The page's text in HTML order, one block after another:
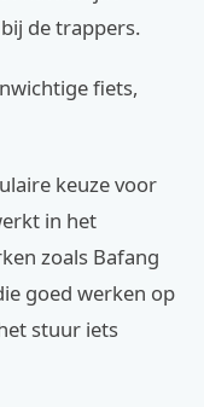
de trappers.
fiets,
keuze voor
in het
zoals Bafang
goed werken op
stuur iets